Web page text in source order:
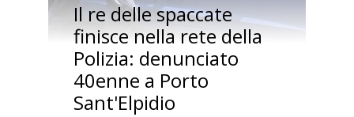
Il re delle spaccate
finisce nella rete della
Polizia: denunciato
40enne a Porto
Sant'Elpidio